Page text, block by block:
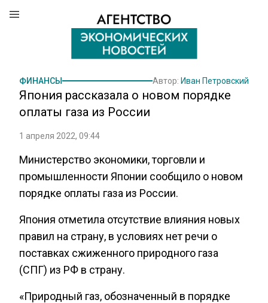
ФИНАНСЫ Автор: Иван Петровский
Япония рассказала о новом порядке
оплаты газа из России
1 апреля 2022, 09:44
Министерство экономики, торговли и
промышленности Японии сообщило о новом
порядке оплаты газа из России.
Япония отметила отсутствие влияния новых
правил на страну, в условиях нет речи о
поставках сжиженного природного газа
(СПГ) из РФ в страну.
«Природный газ, обозначенный в порядке